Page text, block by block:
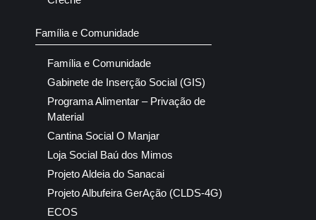
Família e Comunidade
Família e Comunidade
Gabinete de Inserção Social (GIS)
Programa Alimentar – Privação de
Material
Cantina Social O Manjar
Loja Social Baú dos Mimos
Projeto Aldeia do Sanacai
Projeto Albufeira GerAção (CLDS-4G)
ECOS